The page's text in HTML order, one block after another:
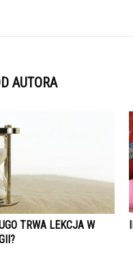
AUTORA
TRWA LEKCJA W